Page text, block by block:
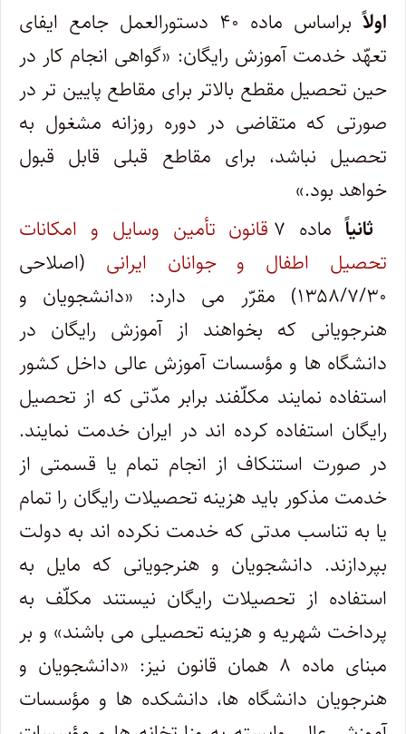
اولاً
براساس ماده ۴۰ دستورالعمل جامع ایفای
تعهّد خدمت آموزش رایگان: «گواهی انجام کار در
حین تحصیل مقطع بالاتر برای مقاطع پایین تر در
صورتی که متقاضی در دوره روزانه مشغول به
تحصیل نباشد، برای مقاطع قبلی قابل قبول
خواهد بود.»
ثانیاًماده ۷
قانون تأمین وسایل و امکانات
تحصیل اطفال و جوانان ایرانی (اصلاحی
۱۳۵۸/۷/۳۰) مقرّر می دارد: «دانشجویان و
هنرجویانی که بخواهند از آموزش رایگان در
دانشگاه ها و مؤسسات آموزش عالی داخل کشور
استفاده نمایند مکلّفند برابر مدّتی که از تحصیل
رایگان استفاده کرده اند در ایران خدمت نمایند.
در صورت استنکاف از انجام تمام یا قسمتی از
خدمت مذکور باید هزینه تحصیلات رایگان را تمام
یا به تناسب مدتی که خدمت نکرده اند به دولت
بپردازند. دانشجویان و هنرجویانی که مایل به
استفاده از تحصیلات رایگان نیستند مکلّف به
پرداخت شهریه و هزینه تحصیلی می باشند» و بر
مبنای ماده ۸ همان قانون نیز: «دانشجویان و
هنرجویان دانشگاه ها، دانشکده ها و مؤسسات